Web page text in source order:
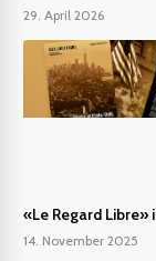
29. April 2026
«Le Regard Libre»
14. November 2025